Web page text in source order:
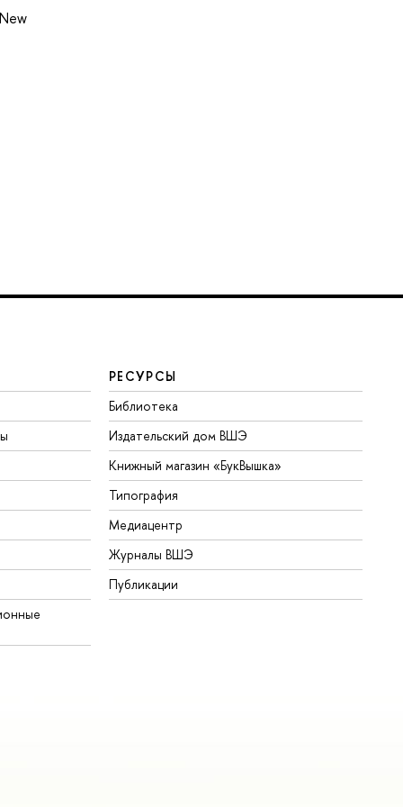
РЕСУРСЫ
Библиотека
Издательский дом ВШЭ
Книжный магазин «БукВышка»
Типография
Медиацентр
Журналы ВШЭ
Публикации